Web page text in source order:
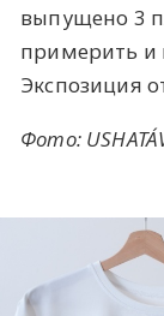
выпущено 3
примерить и
Экспозиция
Фото: